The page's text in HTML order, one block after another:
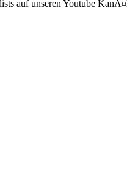
auf unseren Youtube